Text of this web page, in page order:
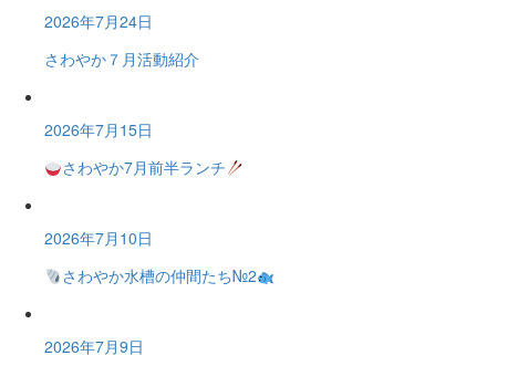
2026年7月24日
さわやか７月活動紹介
2026年7月15日
さわやか7月前半ランチ
2026年7月10日
さわやか水槽の仲間たち№2
2026年7月9日